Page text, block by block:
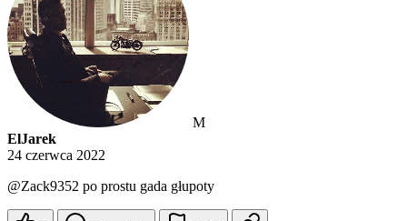
M
ElJarek
24 czerwca 2022
@Zack9352 po prostu gada głupoty